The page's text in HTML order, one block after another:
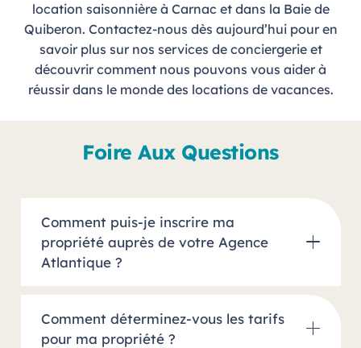
location saisonnière à Carnac et dans la Baie de
Quiberon. Contactez-nous dès aujourd’hui pour en
savoir plus sur nos services de conciergerie et
découvrir comment nous pouvons vous aider à
réussir dans le monde des locations de vacances.
Foire Aux Questions
Comment puis-je inscrire ma
propriété auprès de votre Agence
Atlantique ?
Comment déterminez-vous les tarifs
pour ma propriété ?